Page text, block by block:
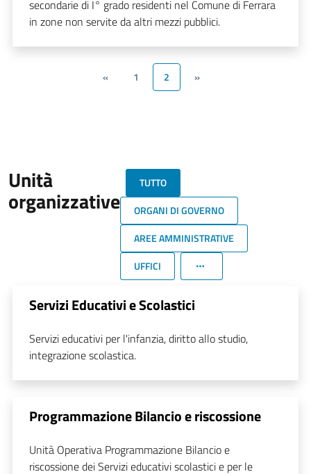
secondarie di I° grado residenti nel Comune di Ferrara
in zone non servite da altri mezzi pubblici.
« 1 2 »
Unità
organizzative
TUTTO
ORGANI DI GOVERNO
AREE AMMINISTRATIVE
UFFICI
Servizi Educativi e Scolastici
Servizi educativi per l'infanzia, diritto allo studio,
integrazione scolastica.
Programmazione Bilancio e riscossione
Unità Operativa Programmazione Bilancio e
riscossione dei Servizi educativi scolastici e per le